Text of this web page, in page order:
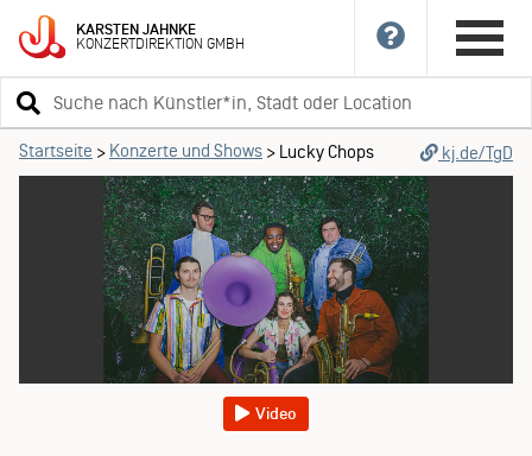
KARSTENJAHNKE
KONZERTDIREKTIONGMBH
Suchbegriff
eingeben
Startseite > Konzerte und Shows > Lucky Chops kj.de/TgD
Video